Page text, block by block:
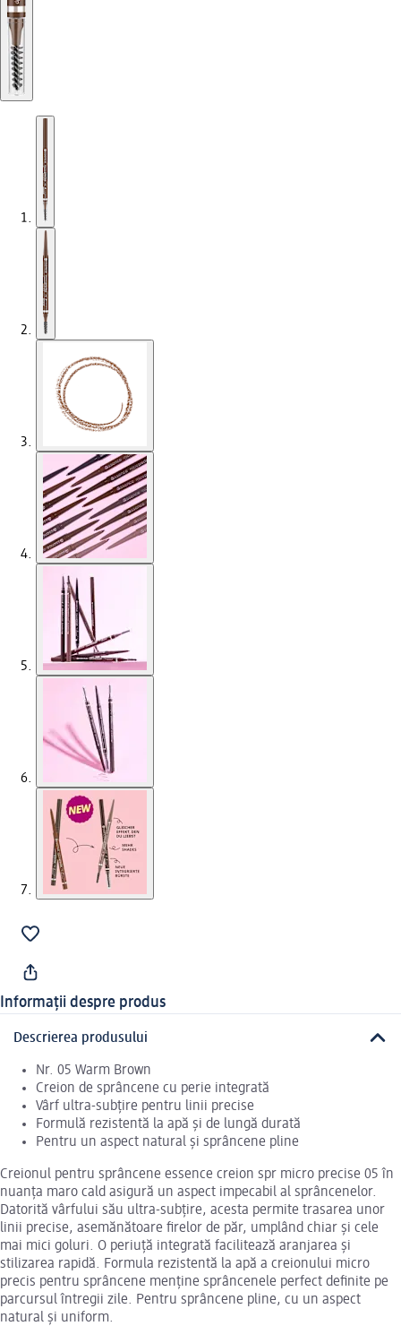
Informații despre produs
Descrierea produsului
Nr. 05 Warm Brown
Creion de sprâncene cu perie integrată
Vârf ultra-subțire pentru linii precise
Formulă rezistentă la apă și de lungă durată
Pentru un aspect natural și sprâncene pline
Creionul pentru sprâncene essence creion spr micro precise 05 în
nuanța maro cald asigură un aspect impecabil al sprâncenelor.
Datorită vârfului său ultra-subțire, acesta permite trasarea unor
linii precise, asemănătoare firelor de păr, umplând chiar și cele
mai mici goluri. O periuță integrată facilitează aranjarea și
stilizarea rapidă. Formula rezistentă la apă a creionului micro
precis pentru sprâncene menține sprâncenele perfect definite pe
parcursul întregii zile. Pentru sprâncene pline, cu un aspect
natural și uniform.